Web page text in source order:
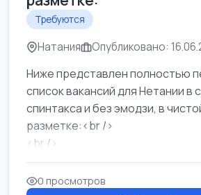
Требуются
Натания Опубликовано:
Ниже представлен полностью
список вакансий для Нетании в
спинтакса и без эмодзи, в
разметке:<br />
<br />
Работа в Нетании на
требу...
0 просмотров